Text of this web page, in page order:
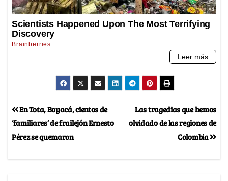
Las tragedias que hemos
olvidado de las regiones de
Colombia
En Tota, Boyacá, cientos de
‘familiares’ de frailejón Ernesto
Pérez se quemaron